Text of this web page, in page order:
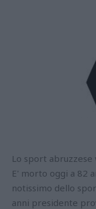
Lo sport
E' morto oggi a 82
notissimo dello
anni presidente